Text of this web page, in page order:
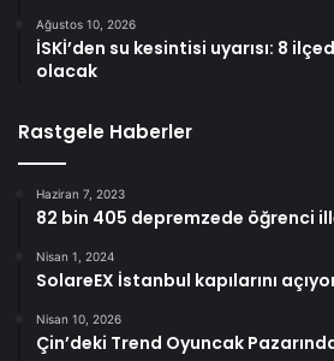
Ağustos 10, 2026
İSKİ’den su kesintisi uyarısı: 8
olacak
Rastgele Haberler
Haziran 7, 2023
82 bin 405 depremzede öğrenci
Nisan 1, 2024
SolareEX İstanbul kapılarını
Nisan 10, 2026
Çin’deki Trend Oyuncak